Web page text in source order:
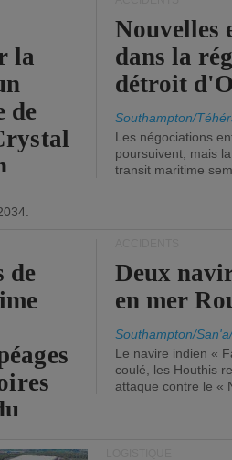
la
de
Nouvelles
dans la
détroit
Southampton/
Les négociations
poursuivent, mais
transit maritime
de
Deux
en mer
Southampton/
Le navire indien «
coulé, les Houthis
attaque contre le «